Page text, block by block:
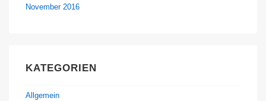
November 2016
KATEGORIEN
Allgemein